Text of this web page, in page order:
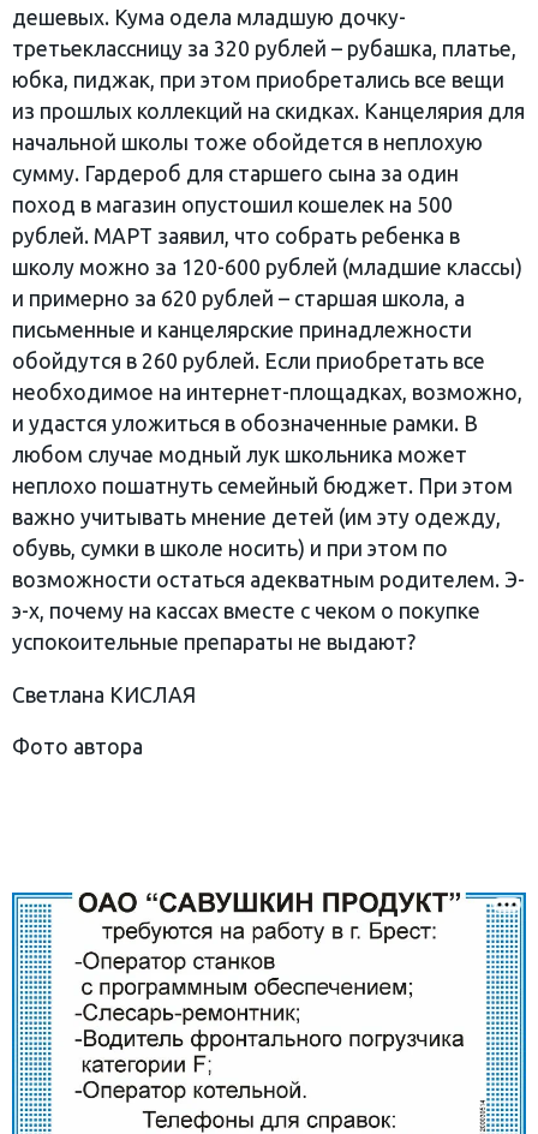
дешевых. Кума одела младшую дочку-
третьеклассницу за 320 рублей – рубашка, платье,
юбка, пиджак, при этом приобретались все вещи
из прошлых коллекций на скидках. Канцелярия для
начальной школы тоже обойдется в неплохую
сумму. Гардероб для старшего сына за один
поход в магазин опустошил кошелек на 500
рублей. МАРТ заявил, что собрать ребенка в
школу можно за 120-600 рублей (младшие классы)
и примерно за 620 рублей – старшая школа, а
письменные и канцелярские принадлежности
обойдутся в 260 рублей. Если приобретать все
необходимое на интернет-площадках, возможно,
и удастся уложиться в обозначенные рамки. В
любом случае модный лук школьника может
неплохо пошатнуть семейный бюджет. При этом
важно учитывать мнение детей (им эту одежду,
обувь, сумки в школе носить) и при этом по
возможности остаться адекватным родителем. Э-
э-х, почему на кассах вместе с чеком о покупке
успокоительные препараты не выдают?
Светлана КИСЛАЯ
Фото автора